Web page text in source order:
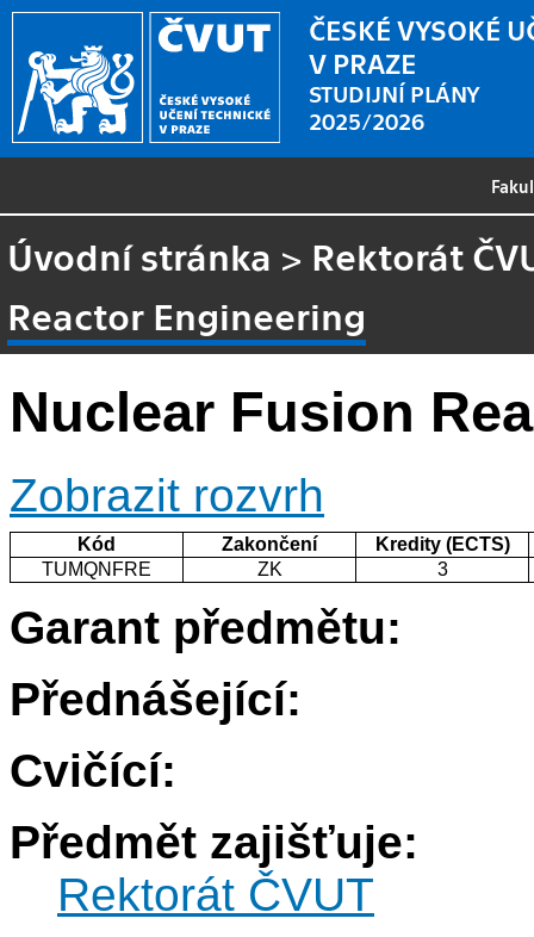
ČESKÉ VYSOKÉ
V PRAZE
STUDIJNÍ PLÁNY
2025/2026
Úvodní stránka > Rektorát
Reactor Engineering
Nuclear Fusion
Zobrazit rozvrh
Kód Zakončení
Kredity (ECTS)
TUMQNFRE
ZK 3
Garant předmětu:
Přednášející:
Cvičící:
Předmět zajišťuje:
Rektorát ČVUT